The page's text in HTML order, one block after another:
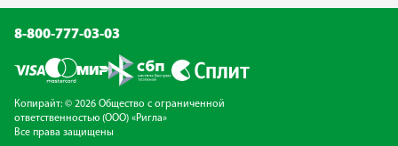
8-800-777-03-03
Копирайт: © 2026 Общество с ограниченной
ответственностью (ООО) «Ригла»
Все права защищены